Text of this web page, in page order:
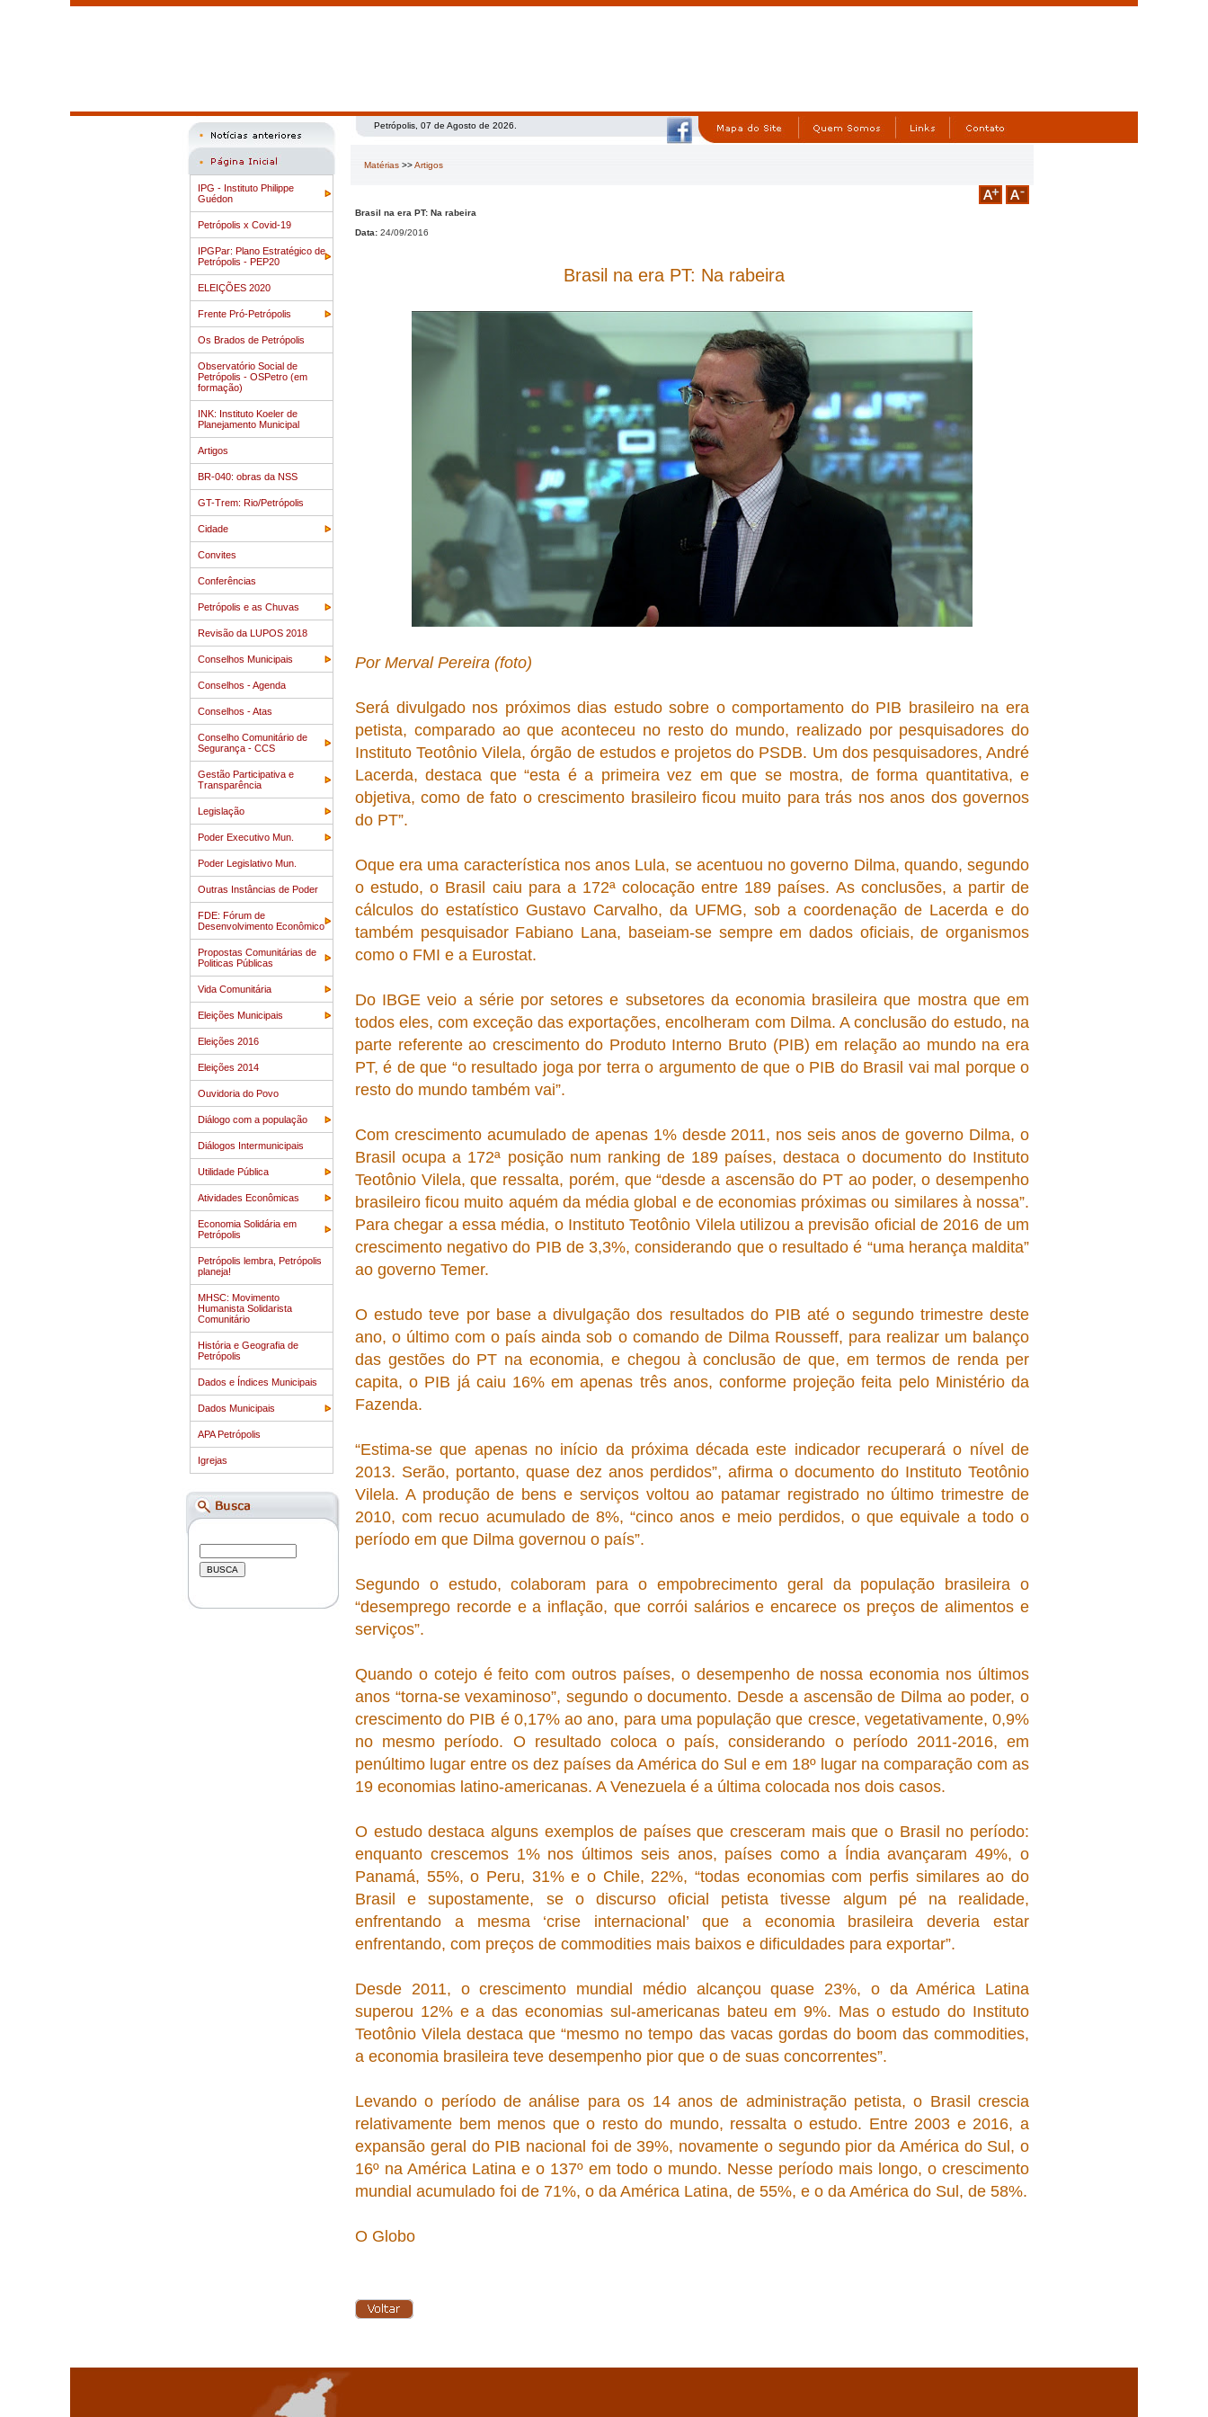
IPG - Instituto Philippe
Guédon
Petrópolis x Covid-19
IPGPar: Plano Estratégico de
Petrópolis - PEP20
ELEIÇÕES 2020
Frente Pró-Petrópolis
Os Brados de Petrópolis
Observatório Social de
Petrópolis - OSPetro (em
formação)
INK: Instituto Koeler de
Planejamento Municipal
Artigos
BR-040: obras da NSS
GT-Trem: Rio/Petrópolis
Cidade
Convites
Conferências
Petrópolis e as Chuvas
Revisão da LUPOS 2018
Conselhos Municipais
Conselhos - Agenda
Conselhos - Atas
Conselho Comunitário de
Segurança - CCS
Gestão Participativa e
Transparência
Legislação
Poder Executivo Mun.
Poder Legislativo Mun.
Outras Instâncias de Poder
FDE: Fórum de
Desenvolvimento Econômico
Propostas Comunitárias de
Politicas Públicas
Vida Comunitária
Eleições Municipais
Eleições 2016
Eleições 2014
Ouvidoria do Povo
Diálogo com a população
Diálogos Intermunicipais
Utilidade Pública
Atividades Econômicas
Economia Solidária em
Petrópolis
Petrópolis lembra, Petrópolis
planeja!
MHSC: Movimento
Humanista Solidarista
Comunitário
História e Geografia de
Petrópolis
Dados e Índices Municipais
Dados Municipais
APA Petrópolis
Igrejas
Petrópolis, 07 de Agosto de 2026.
Matérias >>Artigos
Brasil na era PT: Na rabeira
Data: 24/09/2016
Brasil na era PT: Na rabeira
Por Merval Pereira (foto)
Será divulgado nos próximos dias estudo sobre o comportamento do PIB brasileiro na era
petista, comparado ao que aconteceu no resto do mundo, realizado por pesquisadores do
Instituto Teotônio Vilela, órgão de estudos e projetos do PSDB. Um dos pesquisadores, André
Lacerda, destaca que “esta é a primeira vez em que se mostra, de forma quantitativa, e
objetiva, como de fato o crescimento brasileiro ficou muito para trás nos anos dos governos
do PT”.
Oque era uma característica nos anos Lula, se acentuou no governo Dilma, quando, segundo
o estudo, o Brasil caiu para a 172ª colocação entre 189 países. As conclusões, a partir de
cálculos do estatístico Gustavo Carvalho, da UFMG, sob a coordenação de Lacerda e do
também pesquisador Fabiano Lana, baseiam-se sempre em dados oficiais, de organismos
como o FMI e a Eurostat.
Do IBGE veio a série por setores e subsetores da economia brasileira que mostra que em
todos eles, com exceção das exportações, encolheram com Dilma. A conclusão do estudo, na
parte referente ao crescimento do Produto Interno Bruto (PIB) em relação ao mundo na era
PT, é de que “o resultado joga por terra o argumento de que o PIB do Brasil vai mal porque o
resto do mundo também vai”.
Com crescimento acumulado de apenas 1% desde 2011, nos seis anos de governo Dilma, o
Brasil ocupa a 172ª posição num ranking de 189 países, destaca o documento do Instituto
Teotônio Vilela, que ressalta, porém, que “desde a ascensão do PT ao poder, o desempenho
brasileiro ficou muito aquém da média global e de economias próximas ou similares à nossa”.
Para chegar a essa média, o Instituto Teotônio Vilela utilizou a previsão oficial de 2016 de um
crescimento negativo do PIB de 3,3%, considerando que o resultado é “uma herança maldita”
ao governo Temer.
O estudo teve por base a divulgação dos resultados do PIB até o segundo trimestre deste
ano, o último com o país ainda sob o comando de Dilma Rousseff, para realizar um balanço
das gestões do PT na economia, e chegou à conclusão de que, em termos de renda per
capita, o PIB já caiu 16% em apenas três anos, conforme projeção feita pelo Ministério da
Fazenda.
“Estima-se que apenas no início da próxima década este indicador recuperará o nível de
2013. Serão, portanto, quase dez anos perdidos”, afirma o documento do Instituto Teotônio
Vilela. A produção de bens e serviços voltou ao patamar registrado no último trimestre de
2010, com recuo acumulado de 8%, “cinco anos e meio perdidos, o que equivale a todo o
período em que Dilma governou o país”.
Segundo o estudo, colaboram para o empobrecimento geral da população brasileira o
“desemprego recorde e a inflação, que corrói salários e encarece os preços de alimentos e
serviços”.
Quando o cotejo é feito com outros países, o desempenho de nossa economia nos últimos
anos “torna-se vexaminoso”, segundo o documento. Desde a ascensão de Dilma ao poder, o
crescimento do PIB é 0,17% ao ano, para uma população que cresce, vegetativamente, 0,9%
no mesmo período. O resultado coloca o país, considerando o período 2011-2016, em
penúltimo lugar entre os dez países da América do Sul e em 18º lugar na comparação com as
19 economias latino-americanas. A Venezuela é a última colocada nos dois casos.
O estudo destaca alguns exemplos de países que cresceram mais que o Brasil no período:
enquanto crescemos 1% nos últimos seis anos, países como a Índia avançaram 49%, o
Panamá, 55%, o Peru, 31% e o Chile, 22%, “todas economias com perfis similares ao do
Brasil e supostamente, se o discurso oficial petista tivesse algum pé na realidade,
enfrentando a mesma ‘crise internacional’ que a economia brasileira deveria estar
enfrentando, com preços de commodities mais baixos e dificuldades para exportar”.
Desde 2011, o crescimento mundial médio alcançou quase 23%, o da América Latina
superou 12% e a das economias sul-americanas bateu em 9%. Mas o estudo do Instituto
Teotônio Vilela destaca que “mesmo no tempo das vacas gordas do boom das commodities,
a economia brasileira teve desempenho pior que o de suas concorrentes”.
Levando o período de análise para os 14 anos de administração petista, o Brasil crescia
relativamente bem menos que o resto do mundo, ressalta o estudo. Entre 2003 e 2016, a
expansão geral do PIB nacional foi de 39%, novamente o segundo pior da América do Sul, o
16º na América Latina e o 137º em todo o mundo. Nesse período mais longo, o crescimento
mundial acumulado foi de 71%, o da América Latina, de 55%, e o da América do Sul, de 58%.
O Globo